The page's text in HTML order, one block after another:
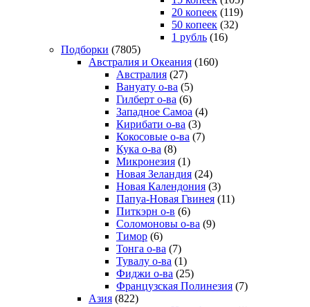
20 копеек (119)
50 копеек (32)
1 рубль (16)
Подборки (7805)
Австралия и Океания (160)
Австралия (27)
Вануату о-ва (5)
Гилберт о-ва (6)
Западное Самоа (4)
Кирибати о-ва (3)
Кокосовые о-ва (7)
Кука о-ва (8)
Микронезия (1)
Новая Зеландия (24)
Новая Календония (3)
Папуа-Новая Гвинея (11)
Питкэрн о-в (6)
Соломоновы о-ва (9)
Тимор (6)
Тонга о-ва (7)
Тувалу о-ва (1)
Фиджи о-ва (25)
Французская Полинезия (7)
Азия (822)